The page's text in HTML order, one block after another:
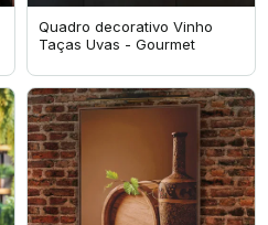
Quadro decorativo Vinho
Taças Uvas - Gourmet